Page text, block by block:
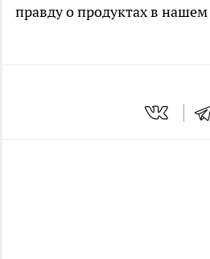
правду о продуктах в нашем